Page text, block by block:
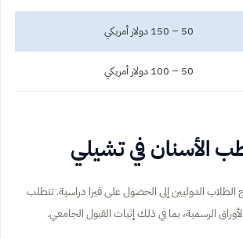
50 – 150 دولار أمريكي
50 – 100 دولار أمريكي
الأسنان في تشيلي
الطلاب الدوليين إلى الحصول على فيزا دراسية. تتطلب
الرسمية، بما في ذلك إثبات القبول الجامعي.